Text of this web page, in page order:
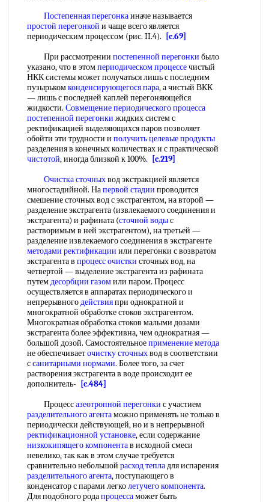
Постепенная перегонкаиначе называется
простой перегонкой и чаще всего является
периодическим процессом (рис. II.4).
[c.69]
При рассмотрении постепенной перегонки было
указано, что в этомпериодическом процессечистый
НКК системы может получаться лишь с последним
пузырькомконденсирующегося пара, а чистый ВКК
— лишь с последней каплей перегоняющейся
жидкости. Совмещениепериодического процесса
постепенной перегонки жидких систем с
ректификацией выделяющихся паров позволяет
обойти эти трудности и получитьцелевые продукты
разделения в конечных количествах и с практической
чистотой, иногда близкой к 100%.
[c.219]
Очистка сточныхвод экстракцией является
многостадийной. Напервой стадии проводится
смешение сточных вод с экстрагентом, на второй —
разделение экстрагента (извлекаемого соединения и
экстрагента) и рафината (сточной водыс
растворимым в ней экстрагентом), на третьей —
разделение извлекаемого соединения в экстрагенте
методами ректификации или перегонки с возвратом
экстрагента в процесс очистки сточных вод, на
четвертой — выделение экстрагента из рафината
путемдесорбции газомили паром. Процесс
осуществляется в аппаратах периодического и
непрерывногодействияпри однократной и
многократной обработке стоков экстрагентом.
Многократная обработка стоков малыми дозами
экстрагента более эффективна, чем однократная —
большой дозой. Самостоятельноеприменение метода
не обеспечиваеточистку сточныхвод в соответствии
ссанитарными нормами. Более того, за счет
растворения экстрагента в воде происходит ее
дополнитель-
[c.484]
Процессазеотропной перегонки с участием
разделительного агентаможно применять не только в
периодически действующей, но и в непрерывной
ректификационной установке, если содержание
низкокипящего компонентав исходной смеси
невелико, так как в этом случае требуется
сравнительно небольшой расход тепладля испарения
разделительного агента, поступающего в
конденсатор с парами легколетучего компонента.
Для подобного родапроцессаможет быть